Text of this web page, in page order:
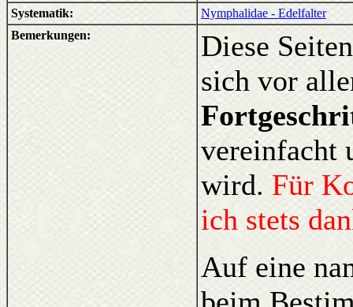
Systematik:
Nymphalidae - Edelfalter
Bemerkungen:
Diese
sich vor
vereinfacht
wird. Für
ich stets
Auf eine